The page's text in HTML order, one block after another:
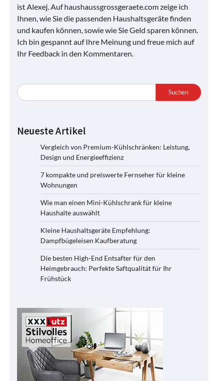
ist Alexej. Auf haushaussgrossgeraete.com zeige ich
Ihnen, wie Sie die passenden Haushaltsgeräte finden
und kaufen können, sowie wie Sie Geld sparen können.
Ich bin gespannt auf Ihre Meinung und freue mich auf
Ihr Feedback in den Kommentaren.
Suchen
Neueste Artikel
Vergleich von Premium-Kühlschränken: Leistung,
Design und Energieeffizienz
7 kompakte und preiswerte Fernseher für kleine
Wohnungen
Wie man einen Mini-Kühlschrank für kleine
Haushalte auswählt
Kleine Haushaltsgeräte Empfehlung:
Dampfbügeleisen Kaufberatung
Die besten High-End Entsafter für den
Heimgebrauch: Perfekte Saftqualität für Ihr
Frühstück